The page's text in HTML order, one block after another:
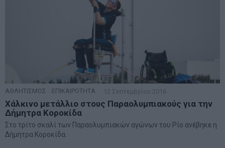
ΑΘΛΗΤΙΣΜΟΣ ΕΠΙΚΑΙΡΟΤΗΤΑ 12 Σεπτεμβρίου 2016
Χάλκινο μετάλλιο στους Παραολυμπιακούς για την
Δήμητρα Κοροκίδα
Στο τρίτο σκαλί των Παραολυμπιακών αγώνων του Ρίο ανέβηκε η
Δήμητρα Κοροκίδα.